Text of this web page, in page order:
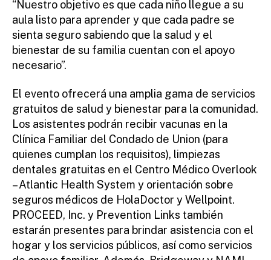
“Nuestro objetivo es que cada niño llegue a su
aula listo para aprender y que cada padre se
sienta seguro sabiendo que la salud y el
bienestar de su familia cuentan con el apoyo
necesario”.
El evento ofrecerá una amplia gama de servicios
gratuitos de salud y bienestar para la comunidad.
Los asistentes podrán recibir vacunas en la
Clínica Familiar del Condado de Union (para
quienes cumplan los requisitos), limpiezas
dentales gratuitas en el Centro Médico Overlook
– Atlantic Health System y orientación sobre
seguros médicos de HolaDoctor y Wellpoint.
PROCEED, Inc. y Prevention Links también
estarán presentes para brindar asistencia con el
hogar y los servicios públicos, así como servicios